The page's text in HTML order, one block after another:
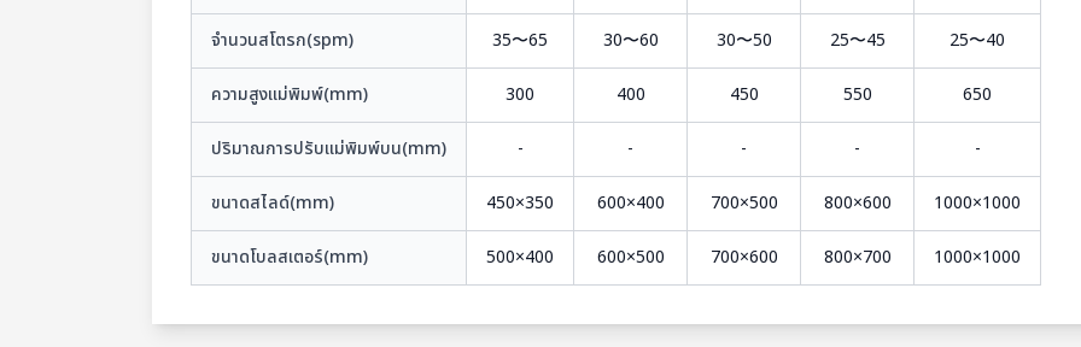
จำนวนสโตรก(spm) 35〜65 30〜60 30〜50 25〜45 25〜40
ความสูงแม่พิมพ์(mm) 300 400 450 550 650
ปริมาณการปรับแม่พิมพ์บน(mm) - - - - -
ขนาดสไลด์(mm) 450×350 600×400 700×500 800×600 1000×1000
ขนาดโบลสเตอร์(mm) 500×400 600×500 700×600 800×700 1000×1000